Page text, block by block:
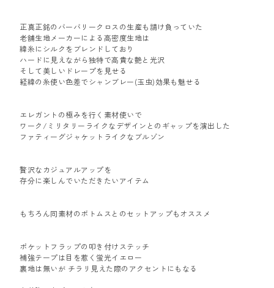
正真正銘のバーバリークロスの生産も請け負っていた
老舗生地メーカーによる高密度生地は
緯糸にシルクをブレンドしており
ハードに見えながら独特で高貴な艶と光沢
そして美しいドレープを見せる
経緯の糸使い色差でシャンブレー(玉虫)効果も魅せる
エレガントの極みを行く素材使いで
ワーク/ミリタリーライクなデザインとのギャップを演出した
ファティーグジャケットライクなブルゾン
贅沢なカジュアルアップを
存分に楽しんでいただきたいアイテム
もちろん同素材のボトムスとのセットアップもオススメ
ポケットフラップの叩き付けステッチ
補強テープは目を惹く蛍光イエロー
裏地は無いが チラリ見えた際のアクセントにもなる